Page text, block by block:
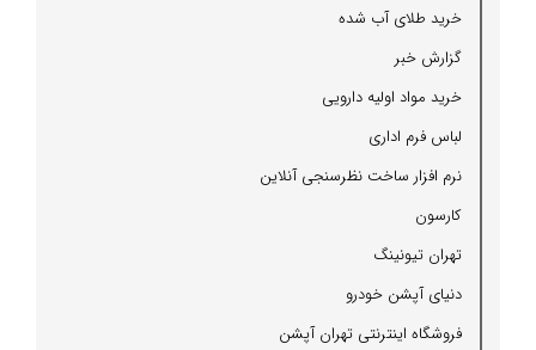
خرید طلای آب شده
گزارش خبر
خرید مواد اولیه دارویی
لباس فرم اداری
نرم افزار ساخت نظرسنجی آنلاین
كارسون
تهران تیونینگ
دنیای آپشن خودرو
فروشگاه اینترنتی تهران آپشن